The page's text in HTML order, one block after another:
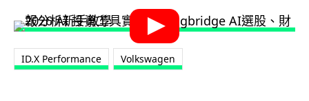
ID.X Performance Volkswagen